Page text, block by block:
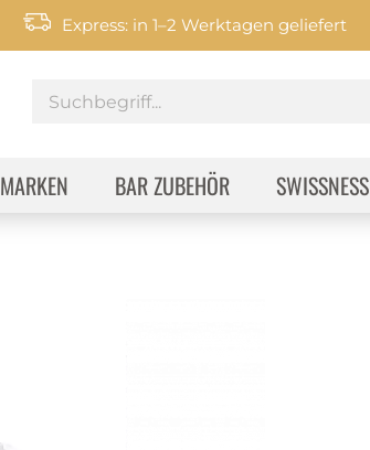
Express: in 1–2 Werktagen geliefert
MARKEN BAR ZUBEHÖR SWISSNESS